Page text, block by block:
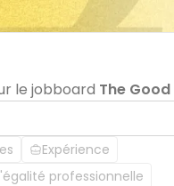
le jobboard The
Expérience
professionnelle